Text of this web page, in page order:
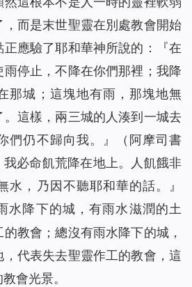
而是末世聖靈在別處教會開始
應驗了耶和華神所說的：『在
停止，不降在你們那裡；我降
那城；這塊地有雨，那塊地無
這樣，兩三城的人湊到一城去
們仍不歸向我。
』（阿摩司書
我必命飢荒降在地上。人飢餓非
水，乃因不聽耶和華的話。
』
水降下的城，有雨水滋潤的土
教會；總沒有雨水降下的城，
代表失去聖靈作工的教會，這
會光景。